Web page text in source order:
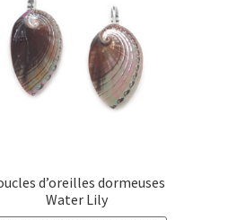
d’oreilles dormeuses
Water Lily